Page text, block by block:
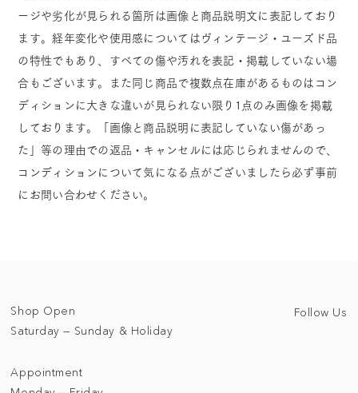
ージや劣化が見られる箇所は画像と商品説明文に表記しており
ます。経年変化や使用感についてはヴィンテージ・ユーズド品
の特性でもあり、すべての傷や汚れを表記・掲載していない場
合もございます。また同じ商品で複数点在庫があるものはコン
ディションに大きな違いが見られない限り1点のみ画像を掲載
しております。「画像と商品説明に表記していない傷があっ
た」等の理由での返品・キャンセルには応じられませんので、
コンディションについて気になる点がございましたら必ず事前
にお問い合わせください。
Shop Open
Saturday — Sunday & Holiday
Appointment
Follow Us